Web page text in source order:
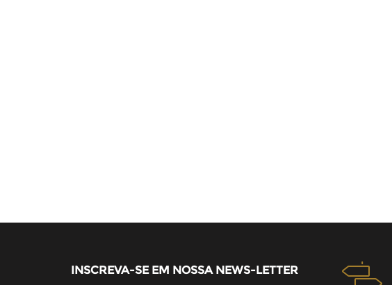
INSCREVA-SE EM NOSSA NEWS-LETTER